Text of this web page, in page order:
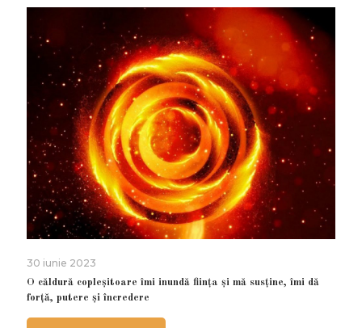
30 iunie 2023
O căldură copleșitoare îmi inundă ființa și mă susține, îmi dă
forță, putere și încredere